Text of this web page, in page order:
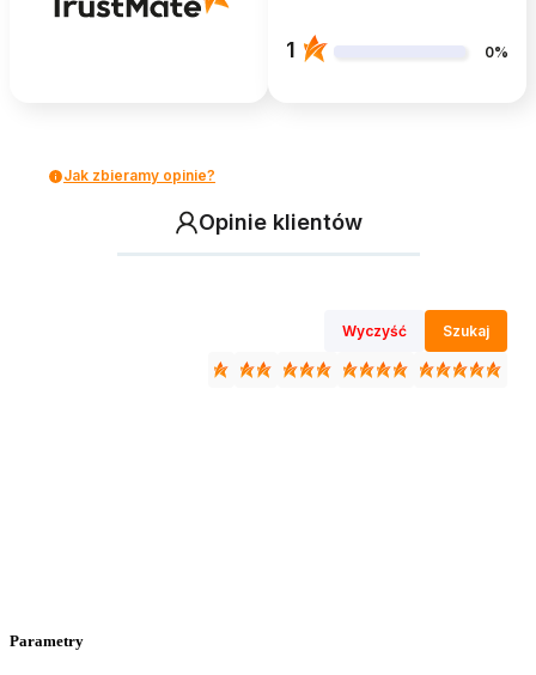
1 0%
Jak zbieramy opinie?
Opinie klientów
Wyczyść Szukaj
Parametry